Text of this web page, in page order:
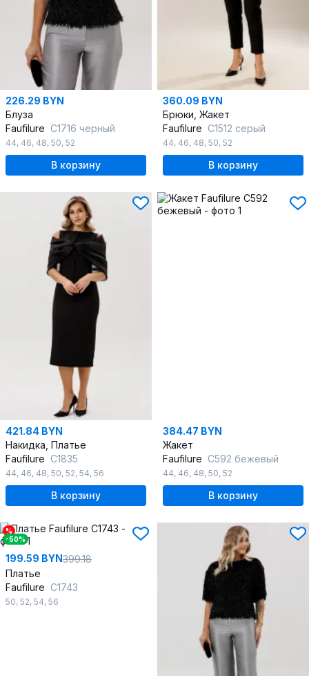
226.29 BYN
Блуза
Faufilure C1716 черный
44, 46, 48, 50, 52
В корзину
360.09 BYN
Брюки, Жакет
Faufilure C1512 серый
44, 46, 48, 50, 52
В корзину
421.84 BYN
Накидка, Платье
Faufilure C1835
44, 46, 48, 50, 52, 54, 56
В корзину
384.47 BYN
Жакет
Faufilure C592 бежевый
44, 46, 48, 50, 52
В корзину
%
-50%
199.59 BYN399.18
Платье
Faufilure C1743
50, 52, 54, 56